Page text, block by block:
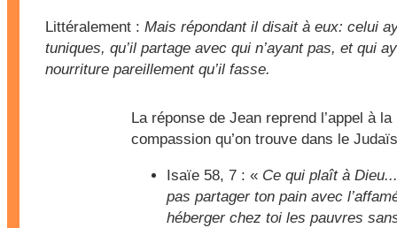
Littéralement : Mais répondant il disait à eux: celui
tuniques, qu’il partage avec qui n’ayant pas, et qui
nourriture pareillement qu’il fasse.
La réponse de Jean reprend l’appel à la
compassion qu’on trouve dans le
Isaïe 58, 7 : « Ce qui plaît à
pas partager ton pain avec
héberger chez toi les pauvres